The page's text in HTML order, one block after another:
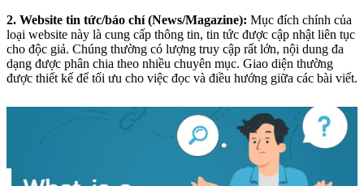
2. Website tin tức/báo chí (News/Magazine): Mục đích chính của
loại website này là cung cấp thông tin, tin tức được cập nhật liên tục
cho độc giả. Chúng thường có lượng truy cập rất lớn, nội dung đa
dạng được phân chia theo nhiều chuyên mục. Giao diện thường
được thiết kế để tối ưu cho việc đọc và điều hướng giữa các bài viết.